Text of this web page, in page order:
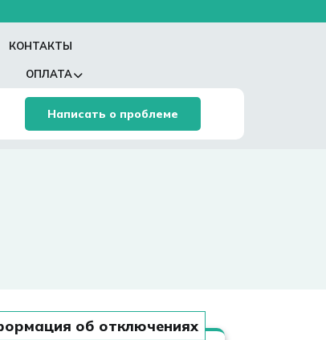
КОНТАКТЫ
ОПЛАТА
Написать о проблеме
об отключениях